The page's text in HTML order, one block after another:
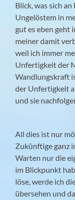
Blick, was sich
Ungelöstem in
gut es eben geht
meiner damit
weil ich immer
Unfertigkeit der
Wandlungskraft
der Unfertigkeit
und sie
All dies ist nur
Zukünftige ganz
Warten nur die
im Blickpunkt
löse, werde ich
übersehen und